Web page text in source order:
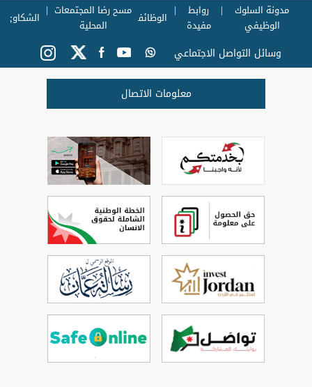
مدونة السلوك
الوظيفي
روابط
مفيدة
الوظائف مسح رضا المجتمعات
المحلية
الشكاوي
وسائل التواصل الاجتماعي
معلومات الاتصال